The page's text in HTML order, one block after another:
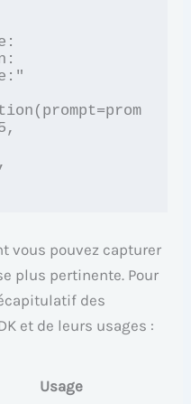
vous pouvez capturer
plus pertinente. Pour
des
et de leurs usages :
Usage